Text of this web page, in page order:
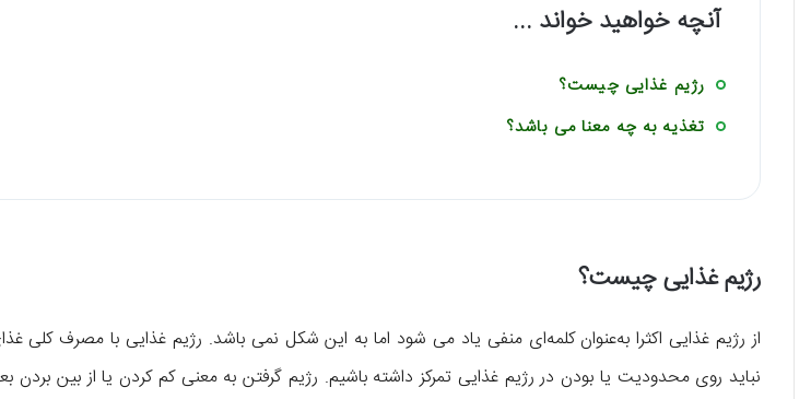
آنچه خواهید خواند ...
رژیم غذایی چیست؟
تغذیه به چه معنا می باشد؟
رژیم غذایی چیست؟
از رژیم غذایی اکثرا به‌عنوان کلمه‌ای منفی یاد می شود اما به این شکل نمی باشد. رژیم غذایی با مصرف کلی
نباید روی محدودیت یا بودن در رژیم غذایی تمرکز داشته باشیم. رژیم گرفتن به معنی کم کردن یا از بین بردن